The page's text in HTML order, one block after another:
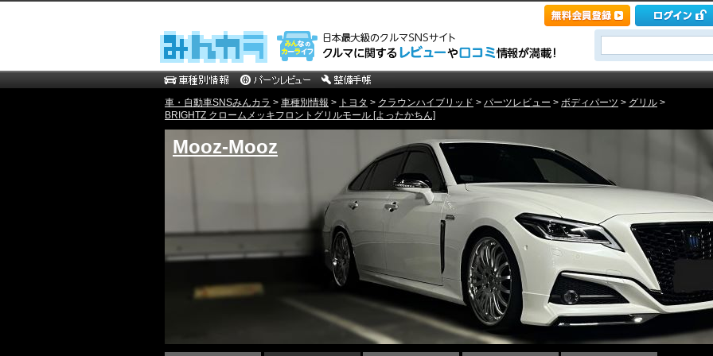
車・自動車SNSみんカラ > 車種別情報 > トヨタ > クラウンハイブリッド > パーツレビュー > ボディパーツ > グリル >
BRIGHTZ クロームメッキフロントグリルモール [よったかちん]
Mooz-Mooz